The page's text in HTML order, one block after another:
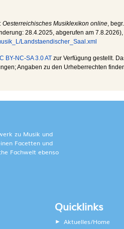
Oesterreichisches Musiklexikon online ,
28.4.2025 , abgerufen am 7.8.2026),
Landstaendischer_Saal.xml
BY-NC-SA 3.0 AT zur Verfügung gestellt.
Angaben zu den Urheberrechten
zu Musik und
Facetten und
Fachwelt ebenso
Quicklinks
Aktuelles/Home